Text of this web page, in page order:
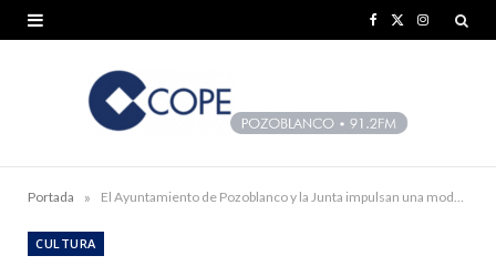
e
I
Portada »
CULTURA